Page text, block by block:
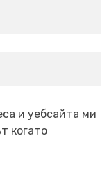
и уебсайта ми
когато